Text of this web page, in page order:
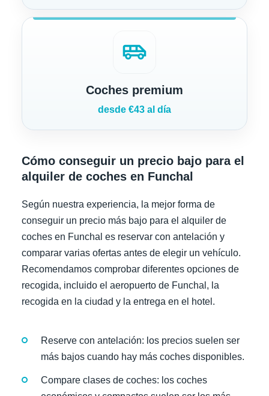
airport_shuttle
Coches premium
desde €43 al día
Cómo conseguir un precio bajo para el
alquiler de coches en Funchal
Según nuestra experiencia, la mejor forma de
conseguir un precio más bajo para el alquiler de
coches en Funchal es reservar con antelación y
comparar varias ofertas antes de elegir un vehículo.
Recomendamos comprobar diferentes opciones de
recogida, incluido el aeropuerto de Funchal, la
recogida en la ciudad y la entrega en el hotel.
Reserve con antelación: los precios suelen ser
más bajos cuando hay más coches disponibles.
Compare clases de coches: los coches